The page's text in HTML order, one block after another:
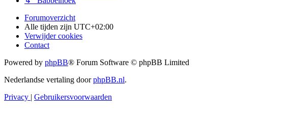
Forumoverzicht
Alle tijden zijn UTC+02:00
Verwijder cookies
Contact
Powered by phpBB® Forum Software © phpBB Limited
Nederlandse vertaling doorphpBB.nl.
Privacy | Gebruikersvoorwaarden